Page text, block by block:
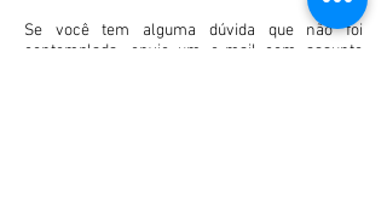
Se você tem alguma dúvida que não foi
contemplada, envie um e-mail com assunto